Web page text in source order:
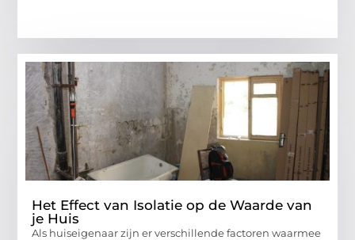
Het Effect van Isolatie op de Waarde van
je Huis
Als huiseigenaar zijn er verschillende factoren waarmee